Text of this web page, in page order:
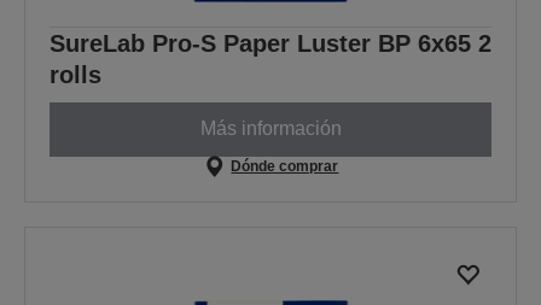
SureLab Pro-S Paper Luster BP 6x65 2
rolls
Más información
Dónde comprar